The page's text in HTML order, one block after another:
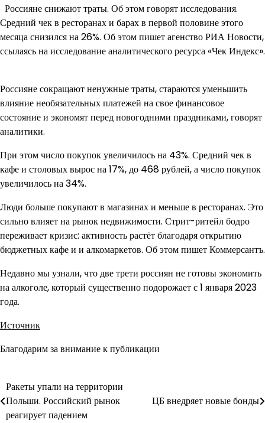
Россияне снижают траты. Об этом говорят исследования.
Средний чек в ресторанах и барах в первой половине этого
месяца снизился на 26%. Об этом пишет агенство РИА Новости,
ссылаясь на исследование аналитического ресурса «Чек Индекс».
Россияне сокращают ненужные траты, стараются уменьшить
влияние необязательных платежей на свое финансовое
состояние и экономят перед новогодними праздниками, говорят
аналитики.
При этом число покупок увеличилось на 43%. Средний чек в
кафе и столовых вырос на 17%, до 468 рублей, а число покупок
увеличилось на 34%.
Люди больше покупают в магазинах и меньше в ресторанах. Это
сильно влияет на рынок недвижимости. Стрит-ритейл бодро
переживает кризис: активность растёт благодаря открытию
бюджетных кафе и и алкомаркетов. Об этом пишет Коммерсантъ.
Недавно мы узнали, что две трети россиян не готовы экономить
на алкоголе, который существенно подорожает с 1 января 2023
года.
Источник
Благодарим за внимание к публикации
Навигация
по
Ракеты упали на территории
Польши. Российский рынок
реагирует падением
ЦБ внедряет новые бонды